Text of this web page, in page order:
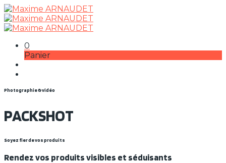
0
Panier
Photographie & vidéo
PACKSHOT
Soyez fier de vos produits
Rendez vos produits visibles et séduisants